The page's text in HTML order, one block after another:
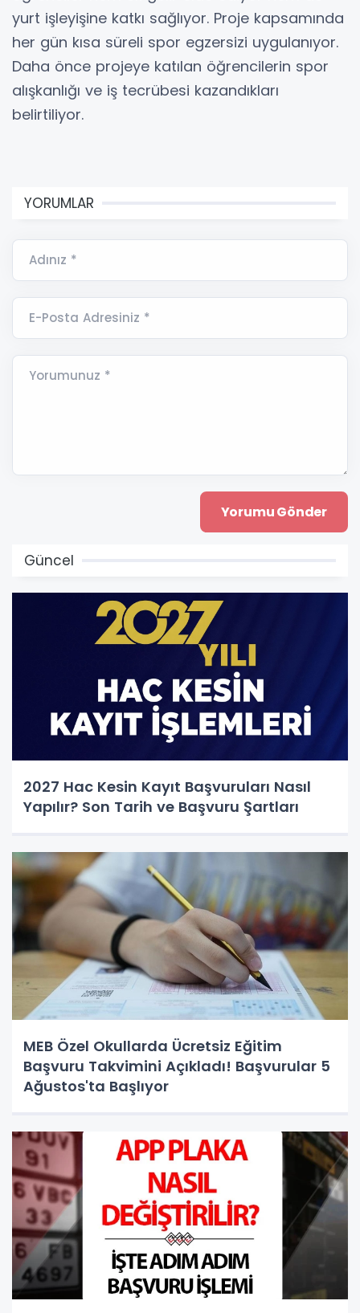
yurt işleyişine katkı sağlıyor. Proje kapsamında
her gün kısa süreli spor egzersizi uygulanıyor.
Daha önce projeye katılan öğrencilerin spor
alışkanlığı ve iş tecrübesi kazandıkları
belirtiliyor.
YORUMLAR
Adınız *
E-Posta Adresiniz *
Yorumunuz *
Güncel
2027 Hac Kesin Kayıt Başvuruları Nasıl
Yapılır? Son Tarih ve Başvuru Şartları
MEB Özel Okullarda Ücretsiz Eğitim
Başvuru Takvimini Açıkladı! Başvurular 5
Ağustos'ta Başlıyor